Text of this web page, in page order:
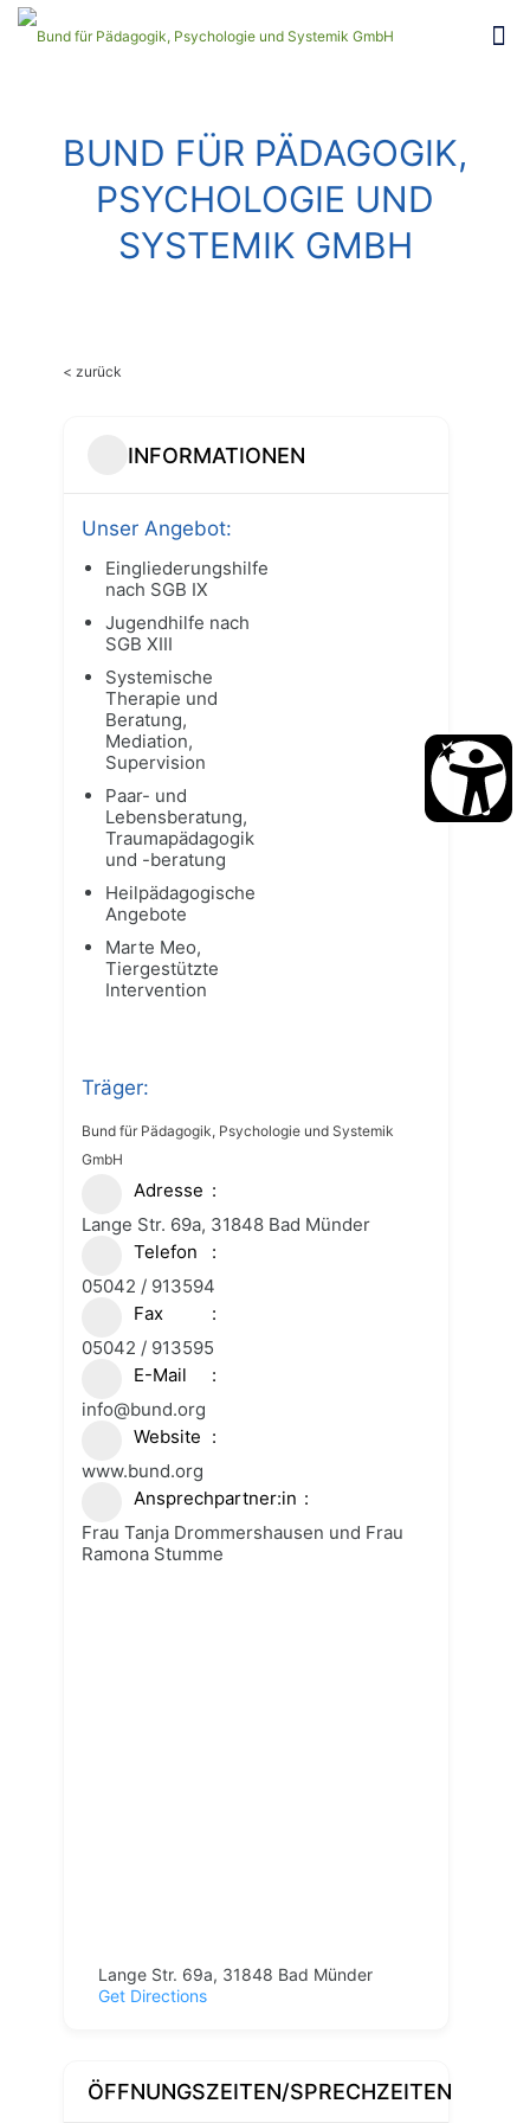
BUND FÜR PÄDAGOGIK,
PSYCHOLOGIE UND
SYSTEMIK GMBH
< zurück
INFORMATIONEN
Unser Angebot:
Eingliederungshilfe
nach SGB IX
Jugendhilfe nach
SGB XIII
Systemische
Therapie und
Beratung,
Mediation,
Supervision
Paar- und
Lebensberatung,
Traumapädagogik
und -beratung
Heilpädagogische
Angebote
Marte Meo,
Tiergestützte
Intervention
Träger:
Bund für Pädagogik, Psychologie und Systemik
GmbH
Adresse
Lange Str. 69a, 31848 Bad Münder
Telefon
05042 / 913594
Fax
05042 / 913595
E-Mail
info@bund.org
Website
www.bund.org
Ansprechpartner:in
Frau Tanja Drommershausen und Frau
Ramona Stumme
Lange Str. 69a, 31848 Bad Münder
Get Directions
ÖFFNUNGSZEITEN/SPRECHZEITEN